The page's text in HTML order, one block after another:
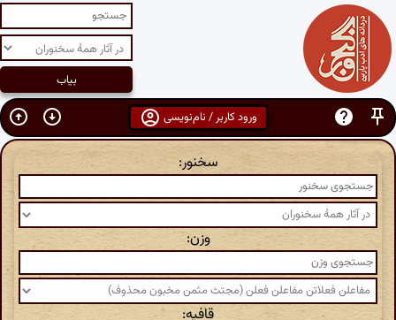
ورود کاربر / نام‌نویسی
سخنور:
وزن:
قافیه: